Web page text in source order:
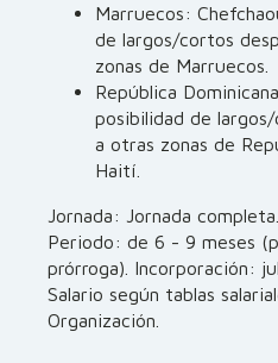
Marruecos:
de largos/cortos
zonas de Marruecos.
República
posibilidad de
a otras zonas de
Haití.
Jornada: Jornada completa.
Periodo: de 6 - 9 meses
prórroga). Incorporación:
Salario según tablas
Organización.